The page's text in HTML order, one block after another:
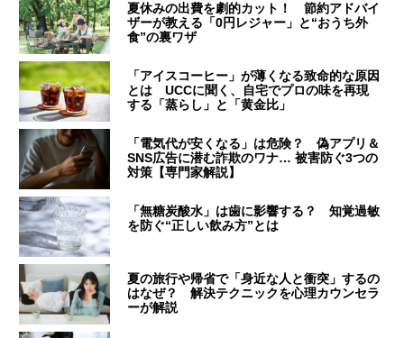
夏休みの出費を劇的カット！ 節約アドバイ
ザーが教える「0円レジャー」と“おうち外
食”の裏ワザ
「アイスコーヒー」が薄くなる致命的な原因
とは UCCに聞く、自宅でプロの味を再現
する「蒸らし」と「黄金比」
「電気代が安くなる」は危険？ 偽アプリ＆
SNS広告に潜む詐欺のワナ… 被害防ぐ3つの
対策【専門家解説】
「無糖炭酸水」は歯に影響する？ 知覚過敏
を防ぐ“正しい飲み方”とは
夏の旅行や帰省で「身近な人と衝突」するの
はなぜ？ 解決テクニックを心理カウンセラ
ーが解説